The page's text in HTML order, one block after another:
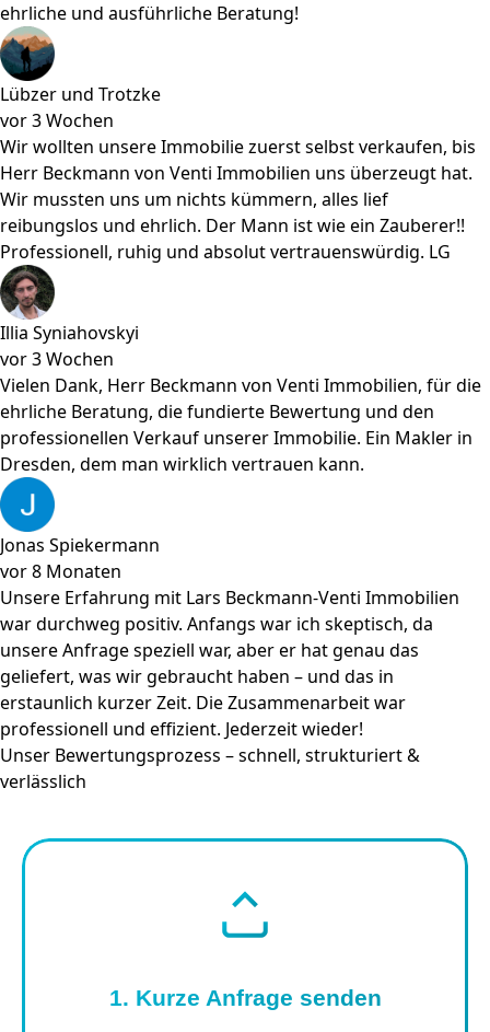
ehrliche und ausführliche Beratung!
Lübzer und Trotzke
vor 3 Wochen
Wir wollten unsere Immobilie zuerst selbst verkaufen, bis
Herr Beckmann von Venti Immobilien uns überzeugt hat.
Wir mussten uns um nichts kümmern, alles lief
reibungslos und ehrlich. Der Mann ist wie ein Zauberer!!
Professionell, ruhig und absolut vertrauenswürdig. LG
Illia Syniahovskyi
vor 3 Wochen
Vielen Dank, Herr Beckmann von Venti Immobilien, für die
ehrliche Beratung, die fundierte Bewertung und den
professionellen Verkauf unserer Immobilie. Ein Makler in
Dresden, dem man wirklich vertrauen kann.
Jonas Spiekermann
vor 8 Monaten
Unsere Erfahrung mit Lars Beckmann-Venti Immobilien
war durchweg positiv. Anfangs war ich skeptisch, da
unsere Anfrage speziell war, aber er hat genau das
geliefert, was wir gebraucht haben – und das in
erstaunlich kurzer Zeit. Die Zusammenarbeit war
professionell und effizient. Jederzeit wieder!
Unser Bewertungsprozess – schnell, strukturiert &
verlässlich
1. Kurze Anfrage senden